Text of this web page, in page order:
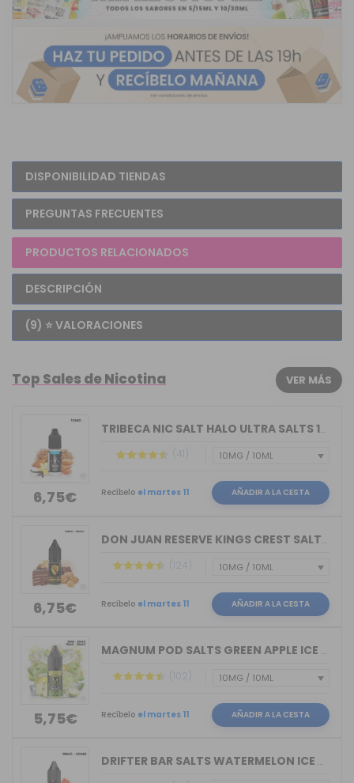
DISPONIBILIDAD TIENDAS
PREGUNTAS FRECUENTES
PRODUCTOS RELACIONADOS
DESCRIPCIÓN
(9) ⭐ VALORACIONES
Top Sales de Nicotina VER MÁS
6,75€
TRIBECA NIC SALT HALO ULTRA SALTS 10M...
(41)
Recíbelo el martes 11 AÑADIR A LA CESTA
6,75€
DON JUAN RESERVE KINGS CREST SALTS 10ML
(124)
Recíbelo el martes 11 AÑADIR A LA CESTA
5,75€
MAGNUM POD SALTS GREEN APPLE ICE 10ML
(102)
Recíbelo el martes 11 AÑADIR A LA CESTA
DRIFTER BAR SALTS WATERMELON ICE JUIC...